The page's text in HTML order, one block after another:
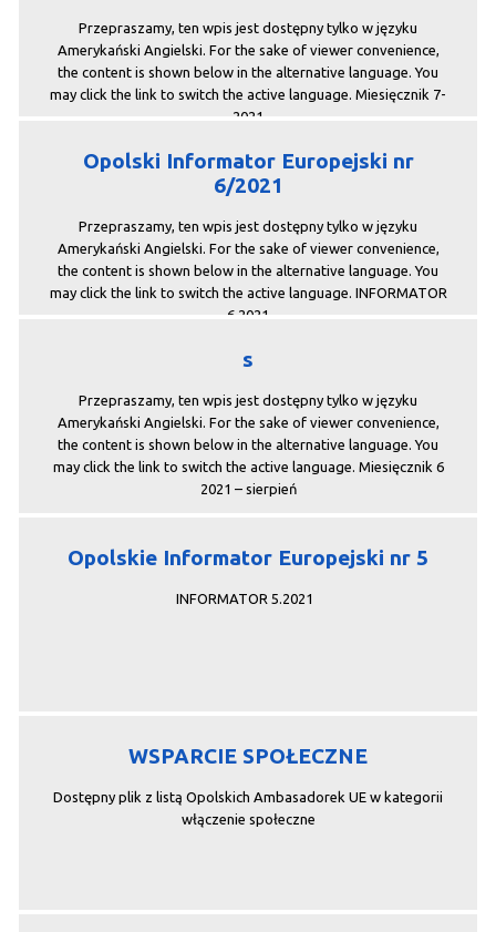
Przepraszamy, ten wpis jest dostępny tylko w języku
Amerykański Angielski. For the sake of viewer convenience,
the content is shown below in the alternative language. You
may click the link to switch the active language. Miesięcznik 7-
2021
Opolski Informator Europejski nr
6/2021
Przepraszamy, ten wpis jest dostępny tylko w języku
Amerykański Angielski. For the sake of viewer convenience,
the content is shown below in the alternative language. You
may click the link to switch the active language. INFORMATOR
6.2021
s
Przepraszamy, ten wpis jest dostępny tylko w języku
Amerykański Angielski. For the sake of viewer convenience,
the content is shown below in the alternative language. You
may click the link to switch the active language. Miesięcznik 6
2021 – sierpień
Opolskie Informator Europejski nr 5
INFORMATOR 5.2021
WSPARCIE SPOŁECZNE
Dostępny plik z listą Opolskich Ambasadorek UE w kategorii
włączenie społeczne